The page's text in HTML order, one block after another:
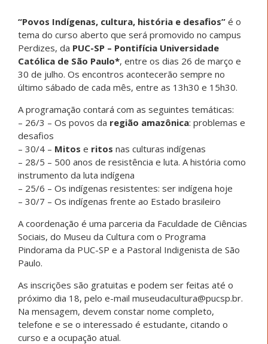
“Povos Indígenas, cultura, história e desafios” é o
tema do curso aberto que será promovido no campus
Perdizes, da PUC-SP – Pontifícia Universidade
Católica de São Paulo*, entre os dias 26 de março e
30 de julho. Os encontros acontecerão sempre no
último sábado de cada mês, entre as 13h30 e 15h30.
A programação contará com as seguintes temáticas:
– 26/3 – Os povos da região amazônica: problemas e
desafios
– 30/4 – Mitos e ritos nas culturas indígenas
– 28/5 – 500 anos de resistência e luta. A história como
instrumento da luta indígena
– 25/6 – Os indígenas resistentes: ser indígena hoje
– 30/7 – Os indígenas frente ao Estado brasileiro
A coordenação é uma parceria da Faculdade de Ciências
Sociais, do Museu da Cultura com o Programa
Pindorama da PUC-SP e a Pastoral Indigenista de São
Paulo.
As inscrições são gratuitas e podem ser feitas até o
próximo dia 18, pelo e-mail museudacultura@pucsp.br.
Na mensagem, devem constar nome completo,
telefone e se o interessado é estudante, citando o
curso e a ocupação atual.